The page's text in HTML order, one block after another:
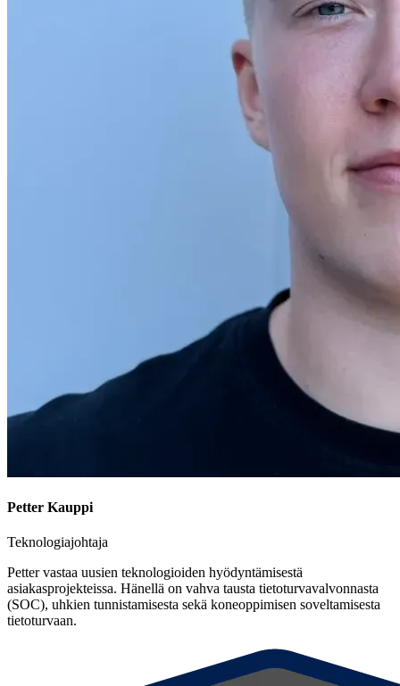
Petter Kauppi
Teknologiajohtaja
Petter vastaa uusien teknologioiden hyödyntämisestä
asiakasprojekteissa. Hänellä on vahva tausta tietoturvavalvonnasta
(SOC), uhkien tunnistamisesta sekä koneoppimisen soveltamisesta
tietoturvaan.